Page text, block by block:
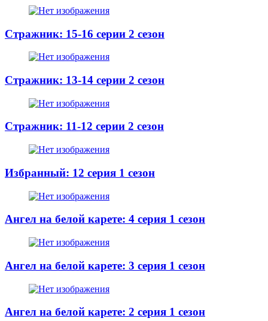
Стражник: 15-16 серии 2 сезон
Стражник: 13-14 серии 2 сезон
Стражник: 11-12 серии 2 сезон
Избранный: 12 серия 1 сезон
Ангел на белой карете: 4 серия 1 сезон
Ангел на белой карете: 3 серия 1 сезон
Ангел на белой карете: 2 серия 1 сезон